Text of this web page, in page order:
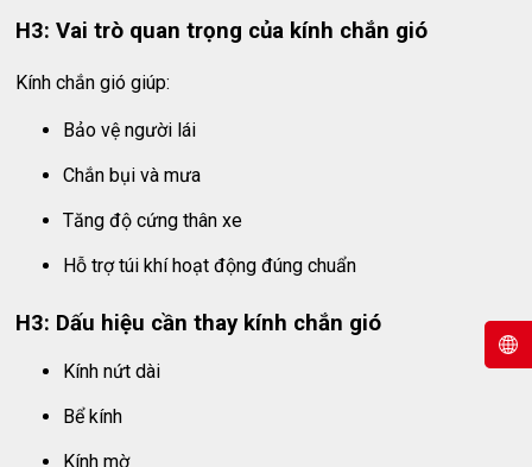
H3: Vai trò quan trọng của kính chắn gió
Kính chắn gió giúp:
Bảo vệ người lái
Chắn bụi và mưa
Tăng độ cứng thân xe
Hỗ trợ túi khí hoạt động đúng chuẩn
H3: Dấu hiệu cần thay kính chắn gió
Kính nứt dài
Bể kính
Kính mờ